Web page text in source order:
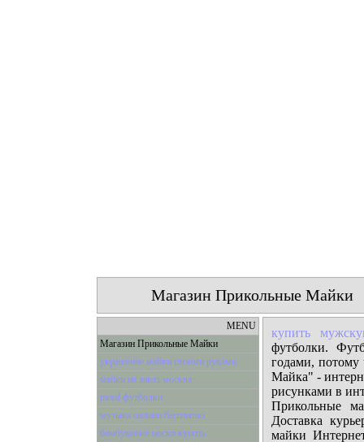
Магазин Прикольные Майки
MENU
Магазин Прикольные Майки
украшение майки своими руками
майки на заказ москва
metal футболки
музыка онлаин бесплатно
бамбуковые носки купить
купить
футболки.
годами, потому
Майка" -
рисунками в
Прикольные
Доставка
майки